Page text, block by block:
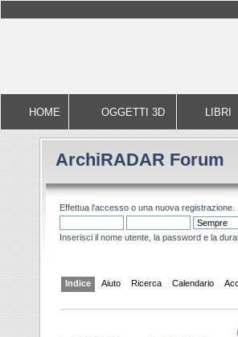
HOME OGGETTI 3D LIBRI
ArchiRADAR Forum
Effettua l'accesso o una nuova registrazione.
Inserisci il nome utente, la password e la
Indice Aiuto Ricerca Calendario